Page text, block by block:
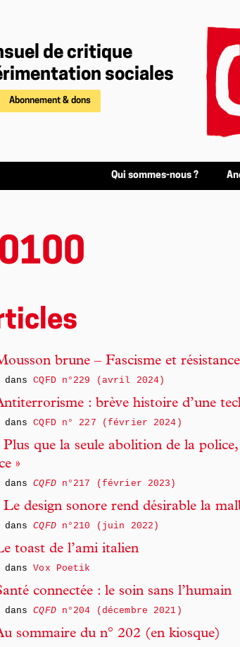
de critique
sociales
Abonnement & dons
Qui sommes-nous ?
brune – Fascisme et
dansCQFD n°229 (avril 2024)
: brève histoire d’une
dansCQFD n° 227 (février 2024)
Plus que la seule abolition de la
»
dansCQFDn°217 (février 2023)
Le design sonore rend désirable la
dansCQFDn°210 (juin 2022)
toast de l’ami italien
dansVox Poetik
connectée : le soin sans l’humain
dansCQFDn°204 (décembre 2021)
sommaire du n° 202 (en kiosque)